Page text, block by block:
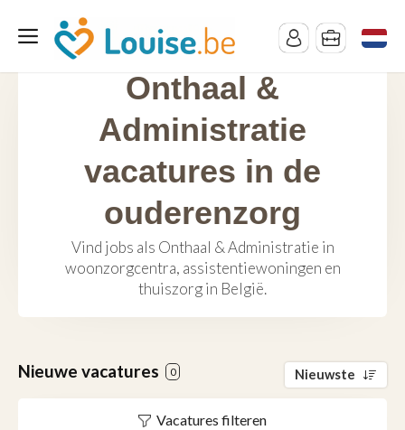
Onthaal &
Administratie
vacatures in de
ouderenzorg
Vind jobs als Onthaal & Administratie in
woonzorgcentra, assistentiewoningen en
thuiszorg in België.
Nieuwe vacatures 0 Nieuwste
Vacatures filteren